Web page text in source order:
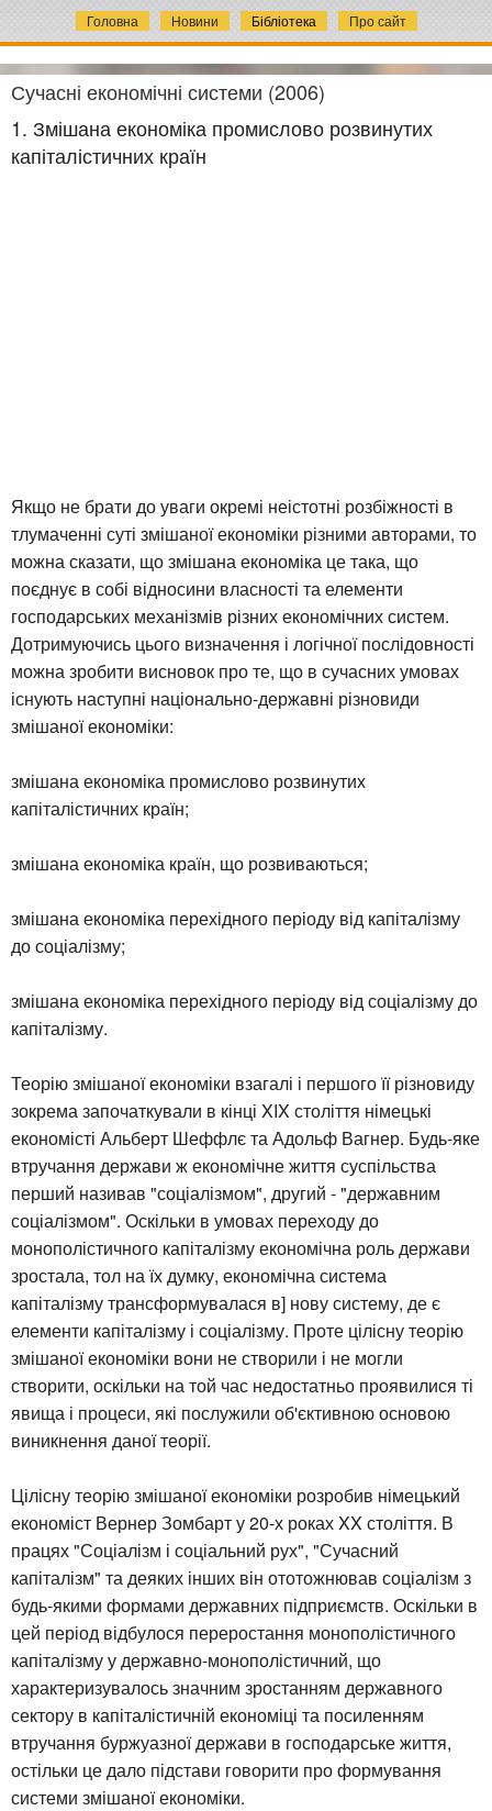
Головна Новини Бібліотека Про сайт
Сучасні економічні системи (2006)
1. Змішана економіка промислово розвинутих
капіталістичних країн
Якщо не брати до уваги окремі неістотні розбіжності в
тлумаченні суті змішаної економіки різними авторами, то
можна сказати, що змішана економіка це така, що
поєднує в собі відносини власності та елементи
господарських механізмів різних економічних систем.
Дотримуючись цього визначення і логічної послідовності
можна зробити висновок про те, що в сучасних умовах
існують наступні національно-державні різновиди
змішаної економіки:
змішана економіка промислово розвинутих
капіталістичних країн;
змішана економіка країн, що розвиваються;
змішана економіка перехідного періоду від капіталізму
до соціалізму;
змішана економіка перехідного періоду від соціалізму до
капіталізму.
Теорію змішаної економіки взагалі і першого її різновиду
зокрема започаткували в кінці XIX століття німецькі
економісті Альберт Шеффлє та Адольф Вагнер. Будь-яке
втручання держави ж економічне життя суспільства
перший називав "соціалізмом", другий - "державним
соціалізмом". Оскільки в умовах переходу до
монополістичного капіталізму економічна роль держави
зростала, тол на їх думку, економічна система
капіталізму трансформувалася в] нову систему, де є
елементи капіталізму і соціалізму. Проте цілісну теорію
змішаної економіки вони не створили і не могли
створити, оскільки на той час недостатньо проявилися ті
явища і процеси, які послужили об'єктивною основою
виникнення даної теорії.
Цілісну теорію змішаної економіки розробив німецький
економіст Вернер Зомбарт у 20-х роках XX століття. В
працях "Соціалізм і соціальний рух", "Сучасний
капіталізм" та деяких інших він ототожнював соціалізм з
будь-якими формами державних підприємств. Оскільки в
цей період відбулося переростання монополістичного
капіталізму у державно-монополістичний, що
характеризувалось значним зростанням державного
сектору в капіталістичній економіці та посиленням
втручання буржуазної держави в господарське життя,
остільки це дало підстави говорити про формування
системи змішаної економіки.